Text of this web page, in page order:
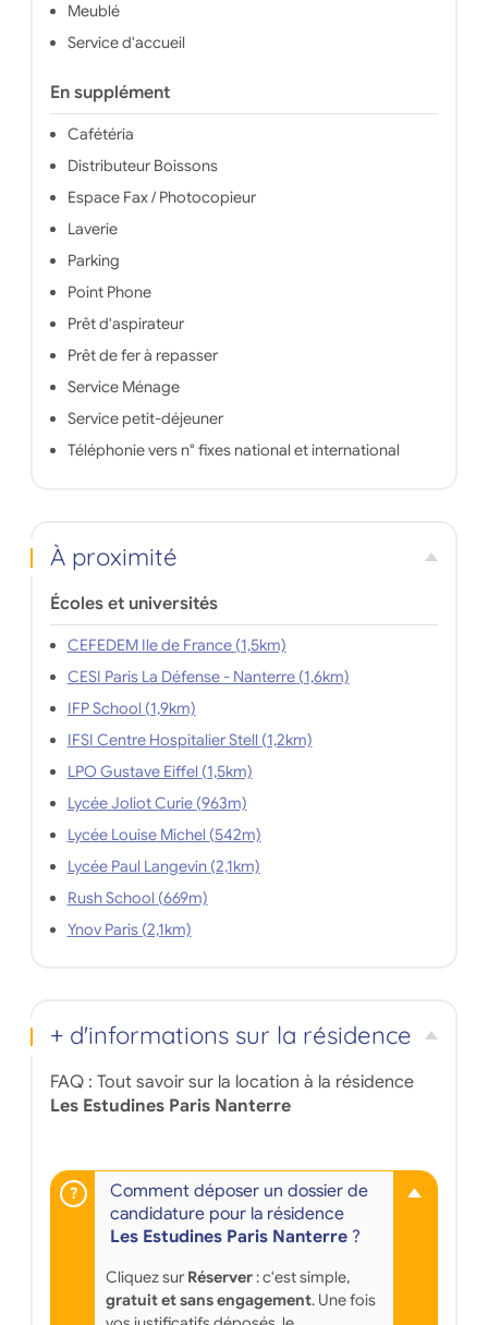
Meublé
Service d'accueil
En supplément
Cafétéria
Distributeur Boissons
Espace Fax / Photocopieur
Laverie
Parking
Point Phone
Prêt d'aspirateur
Prêt de fer à repasser
Service Ménage
Service petit-déjeuner
Téléphonie vers n° fixes national et international
À proximité
Écoles et universités
CEFEDEM Ile de France (1,5km)
CESI Paris La Défense - Nanterre (1,6km)
IFP School (1,9km)
IFSI Centre Hospitalier Stell (1,2km)
LPO Gustave Eiffel (1,5km)
Lycée Joliot Curie (963m)
Lycée Louise Michel (542m)
Lycée Paul Langevin (2,1km)
Rush School (669m)
Ynov Paris (2,1km)
+ d'informations sur la résidence
FAQ : Tout savoir sur la location à la résidence
Les Estudines Paris Nanterre
Comment déposer un dossier de
candidature pour la résidence
Les Estudines Paris Nanterre?
Cliquez sur Réserver: c'est simple,
gratuit et sans engagement. Une fois